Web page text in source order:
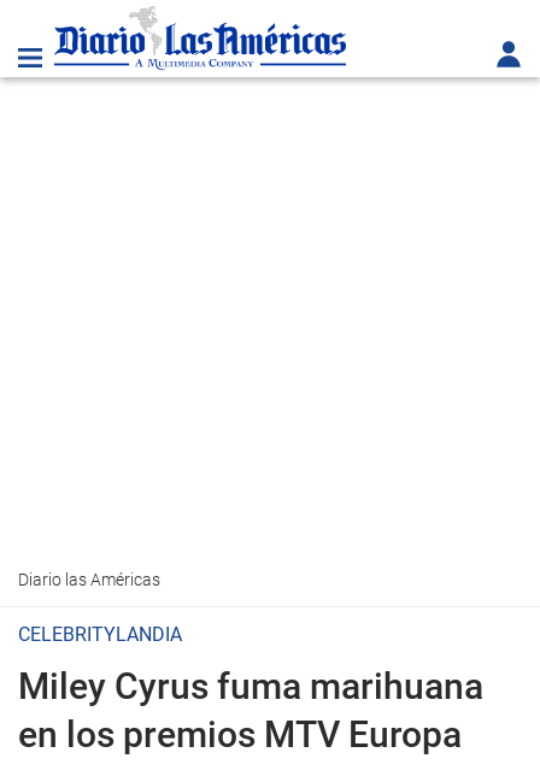
Diario las Américas
CELEBRITYLANDIA
Miley Cyrus fuma marihuana
en los premios MTV Europa